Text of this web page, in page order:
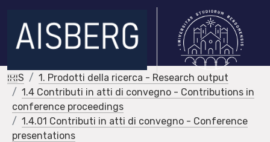
IRIS
1. Prodotti della ricerca - Research output
1.4 Contributi in atti di convegno - Contributions in
conference proceedings
1.4.01 Contributi in atti di convegno - Conference
presentations